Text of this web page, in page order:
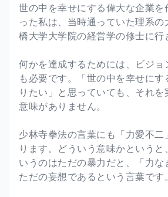
世の中を幸せにする偉大な企業を
った私は、当時通っていた理系の
橋大学大学院の経営学の修士に行
何かを達成するためには、ビジョ
も必要です。「世の中を幸せに
りたい」と思っていても、それ
意味がありません。
少林寺拳法の言葉にも「力愛不二
ります。どういう意味かというと
いうのはただの暴力だと、「力な
ただの妄想であるという言葉です。